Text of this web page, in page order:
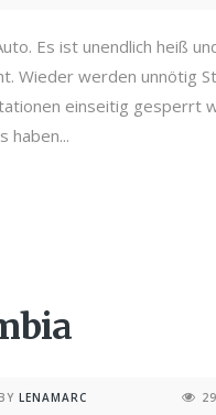
Es ist unendlich heiß
Wieder werden unnötig
einseitig gesperrt
haben...
BY LENAMARC